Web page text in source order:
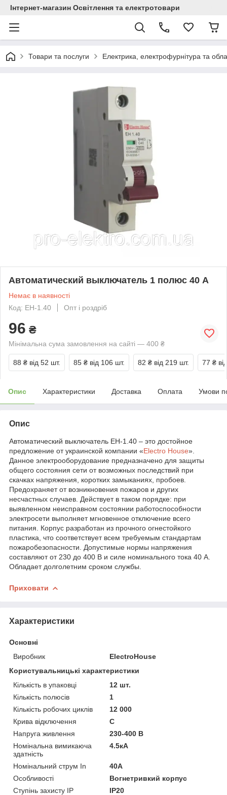
Інтернет-магазин Освітлення та електротовари
Товари та послуги Електрика, електрофурнітура та
Автоматический выключатель 1 полюс 40 A
Немає в наявності
Код: EH-1.40
Опт і роздріб
96 ₴
Мінімальна сума замовлення на сайті — 400 ₴
88 ₴ від 52 шт. 85 ₴ від 106 шт. 82 ₴ від 219 шт. 77 ₴
Опис Характеристики Доставка Оплата Умови
Опис
Автоматический выключатель EH-1.40 – это достойное
предложение от украинской компании «Electro House».
Данное электрооборудование предназначено для защиты
общего состояния сети от возможных последствий при
скачках напряжения, коротких замыканиях, пробоев.
Предохраняет от возникновения пожаров и других
несчастных случаев. Действует в таком порядке: при
выявленном неисправном состоянии работоспособности
электросети выполняет мгновенное отключение всего
питания. Корпус разработан из прочного огнестойкого
пластика, что соответствует всем требуемым стандартам
пожаробезопасности. Допустимые нормы напряжения
составляют от 230 до 400 В и силе номинального тока 40 А.
Обладает долголетним сроком службы.
Приховати
Характеристики
Основні
Виробник
ElectroHouse
Користувальницькі характеристики
Кількість в упаковці
12 шт.
Кількість полюсів
1
Кількість робочих циклів
12 000
Крива відключення
C
Напруга живлення
230-400 В
Номінальна вимикаюча
здатність
4.5кА
Номінальний струм In
40A
Особливості
Вогнетривкий корпус
Ступінь захисту IP
IP20